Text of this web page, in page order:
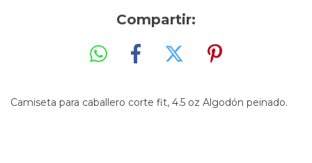
Compartir:
Camiseta para caballero corte fit, 4.5 oz Algodón peinado.